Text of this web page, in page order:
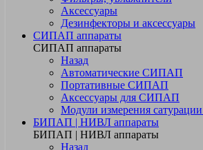
Аксессуары
Дезинфекторы и аксессуары
СИПАП аппараты
СИПАП аппараты
Назад
Автоматические СИПАП
Портативные СИПАП
Аксессуары для СИПАП
Модули измерения
БИПАП | НИВЛ аппараты
БИПАП | НИВЛ аппараты
Назад